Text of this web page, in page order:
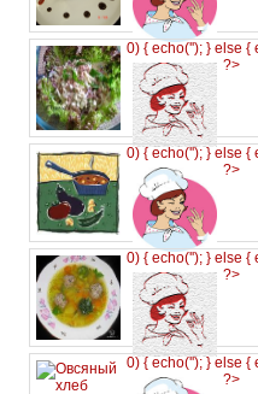
0) { echo(''); } else {
?>
0) { echo(''); } else {
?>
0) { echo(''); } else {
?>
0) { echo(''); } else {
?>